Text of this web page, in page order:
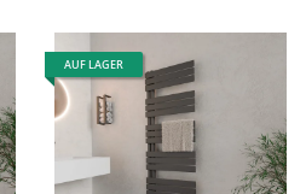
AUF LAGER